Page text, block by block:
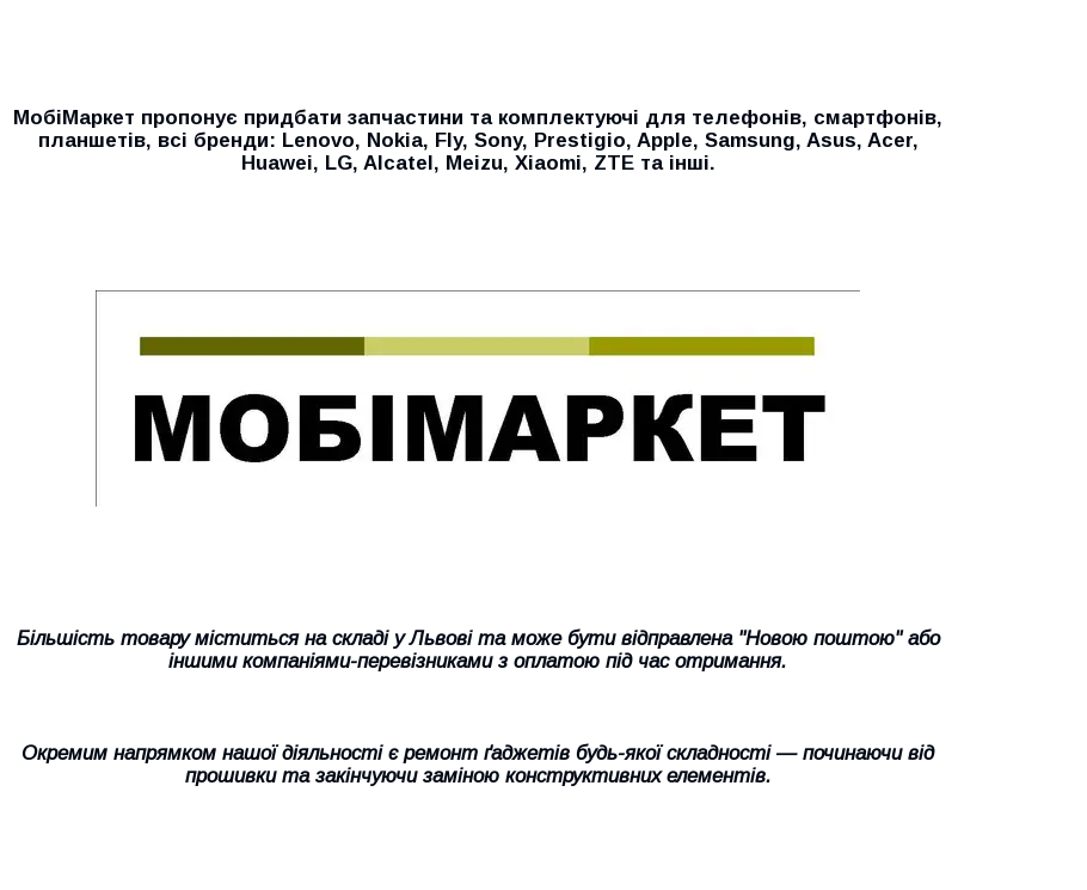
МобiМаркет пропонує придбати запчастини та комплектуючі для телефонів, смартфонів,
планшетів, всі бренди: Lenovo, Nokia, Fly, Sony, Prestigio, Apple, Samsung, Asus, Acer,
Huawei, LG, Alcatel, Meizu, Xiaomi, ZTEта інші.
Більшість товару міститься на складі у Львові та може бути відправлена "Новою поштою" або
іншими компаніями-перевізниками з оплатою під час отримання.
Окремим напрямком нашої діяльності є ремонт ґаджетів будь-якої складності — починаючи від
прошивки та закінчуючи заміною конструктивних елементів.